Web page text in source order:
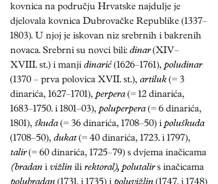
kovnica na području Hrvatske najdulje je
djelovala kovnica Dubrovačke Republike (1337–
1803). U njoj je iskovan niz srebrnih i bakrenih
novaca. Srebrni su novci bili: dinar(XIV–
XVIII. st.) i manji dinarić (1626–1761), poludinar
(1370 – prva polovica XVII. st.), artiluk (= 3
dinarića, 1627–1701), perpera(= 12 dinarića,
1683–1750. i 1801–03), poluperpera(= 6 dinarića,
1801), škuda(= 36 dinarića, 1708–50) i poluškuda
(1708–50), dukat(= 40 dinarića, 1723. i 1797),
talir(= 60 dinarića, 1725–79) s dvjema inačicama
(bradan i vižlin ili rektoral), polutalirs inačicama